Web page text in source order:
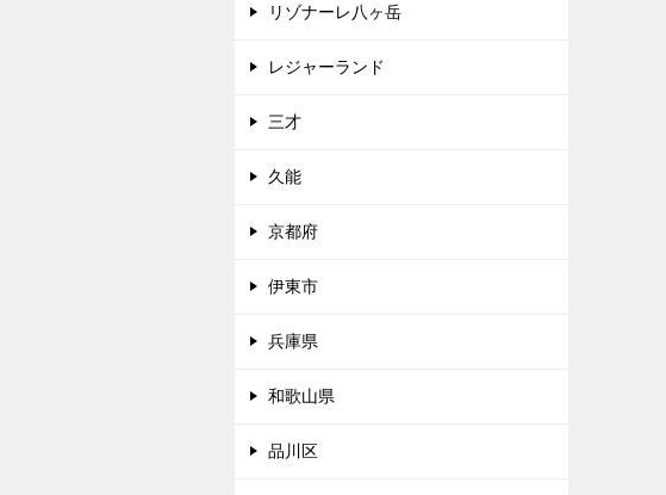
リゾナーレ八ヶ岳
レジャーランド
三才
久能
京都府
伊東市
兵庫県
和歌山県
品川区